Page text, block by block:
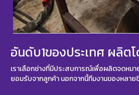
อันดับ1ของประเทศ ผลิต
เราเลือกช่างที่มีประสบการณ์เพื่อผลิตจดหม
ยอมรับจากลูกค้า นอกจากนี้ทีมงานของหลา